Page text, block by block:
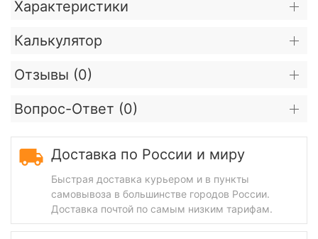
Характеристики
Калькулятор
Отзывы (0)
Вопрос-Ответ (0)
Доставка по России и миру
Быстрая доставка курьером и в пункты
самовывоза в большинстве городов России.
Доставка почтой по самым низким тарифам.